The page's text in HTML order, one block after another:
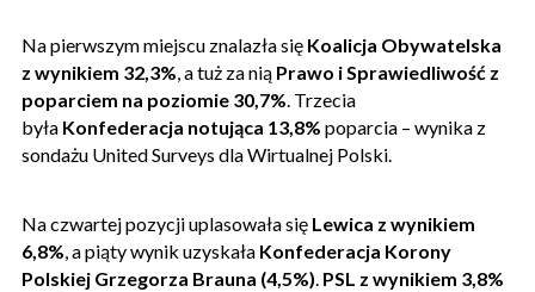
Na pierwszym miejscu znalazła się Koalicja Obywatelska
z wynikiem 32,3% , a tuż za nią Prawo i Sprawiedliwość z
poparciem na poziomie 30,7% . Trzecia
była Konfederacja notująca 13,8% poparcia – wynika z
sondażu United Surveys dla Wirtualnej Polski.
Na czwartej pozycji uplasowała się Lewica z wynikiem
6,8% , a piąty wynik uzyskała Konfederacja Korony
Polskiej Grzegorza Brauna (4,5%) PSL z wynikiem 3,8%